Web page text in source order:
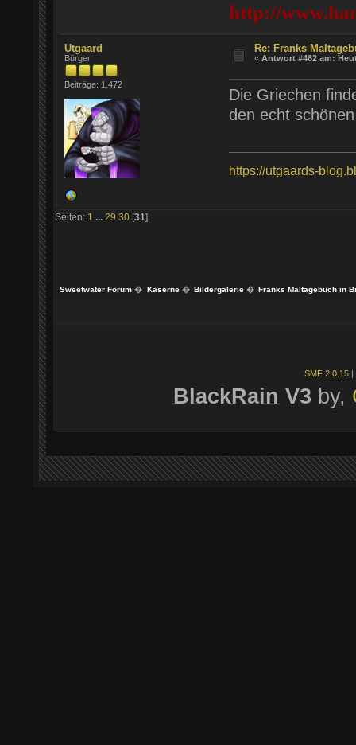
http://
Utgaard
Bürger
Beiträge: 1.472
Re: Franks
«Antwort #462 am:
Die Griechen
den echt
https://utgaards-
Seiten: 1 ... 29 30 [31]
Sweetwater Forum � Kaserne� Bildergalerie� Franks Maltagebuch in
SMF 2.0.15 |
BlackRain V3 by,